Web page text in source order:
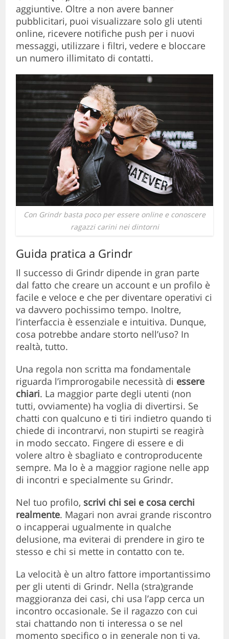
aggiuntive. Oltre a non avere banner
pubblicitari, puoi visualizzare solo gli utenti
online, ricevere notifiche push per i nuovi
messaggi, utilizzare i filtri, vedere e bloccare
un numero illimitato di contatti.
Con Grindr basta poco per essere online e conoscere
ragazzi carini nei dintorni
Guida pratica a Grindr
Il successo di Grindr dipende in gran parte
dal fatto che creare un account e un profilo è
facile e veloce e che per diventare operativi ci
va davvero pochissimo tempo. Inoltre,
l’interfaccia è essenziale e intuitiva. Dunque,
cosa potrebbe andare storto nell’uso? In
realtà, tutto.
Una regola non scritta ma fondamentale
riguarda l’improrogabile necessità di essere
chiari. La maggior parte degli utenti (non
tutti, ovviamente) ha voglia di divertirsi. Se
chatti con qualcuno e ti tiri indietro quando ti
chiede di incontrarvi, non stupirti se reagirà
in modo seccato. Fingere di essere e di
volere altro è sbagliato e controproducente
sempre. Ma lo è a maggior ragione nelle app
di incontri e specialmente su Grindr.
Nel tuo profilo, scrivi chi sei e cosa cerchi
realmente. Magari non avrai grande riscontro
o incapperai ugualmente in qualche
delusione, ma eviterai di prendere in giro te
stesso e chi si mette in contatto con te.
La velocità è un altro fattore importantissimo
per gli utenti di Grindr. Nella (stra)grande
maggioranza dei casi, chi usa l’app cerca un
incontro occasionale. Se il ragazzo con cui
stai chattando non ti interessa o se nel
momento specifico o in generale non ti va,